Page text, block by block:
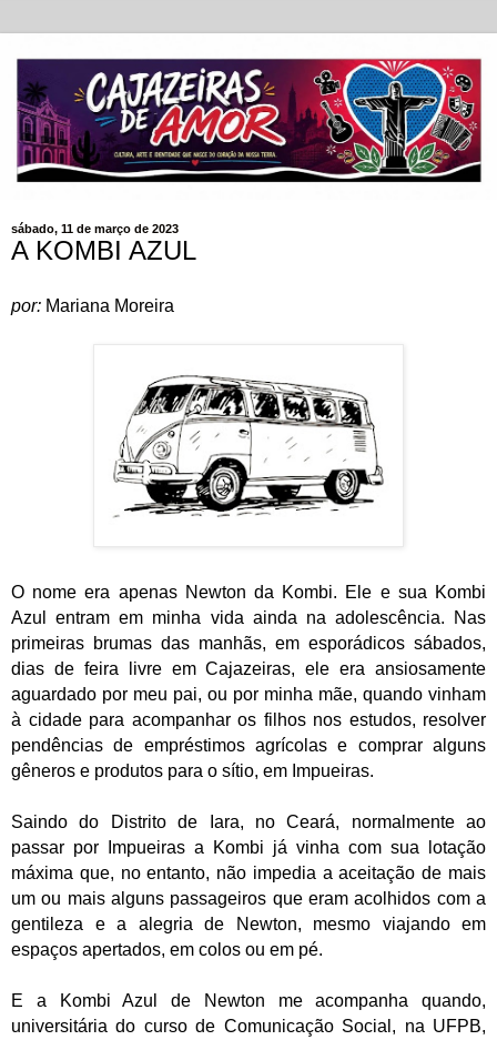
sábado, 11 de março de 2023
A KOMBI AZUL
por: Mariana Moreira
O nome era apenas Newton da Kombi. Ele e sua Kombi
Azul entram em minha vida ainda na adolescência. Nas
primeiras brumas das manhãs, em esporádicos sábados,
dias de feira livre em Cajazeiras, ele era ansiosamente
aguardado por meu pai, ou por minha mãe, quando vinham
à cidade para acompanhar os filhos nos estudos, resolver
pendências de empréstimos agrícolas e comprar alguns
gêneros e produtos para o sítio, em Impueiras.
Saindo do Distrito de Iara, no Ceará, normalmente ao
passar por Impueiras a Kombi já vinha com sua lotação
máxima que, no entanto, não impedia a aceitação de mais
um ou mais alguns passageiros que eram acolhidos com a
gentileza e a alegria de Newton, mesmo viajando em
espaços apertados, em colos ou em pé.
E a Kombi Azul de Newton me acompanha quando,
universitária do curso de Comunicação Social, na UFPB,